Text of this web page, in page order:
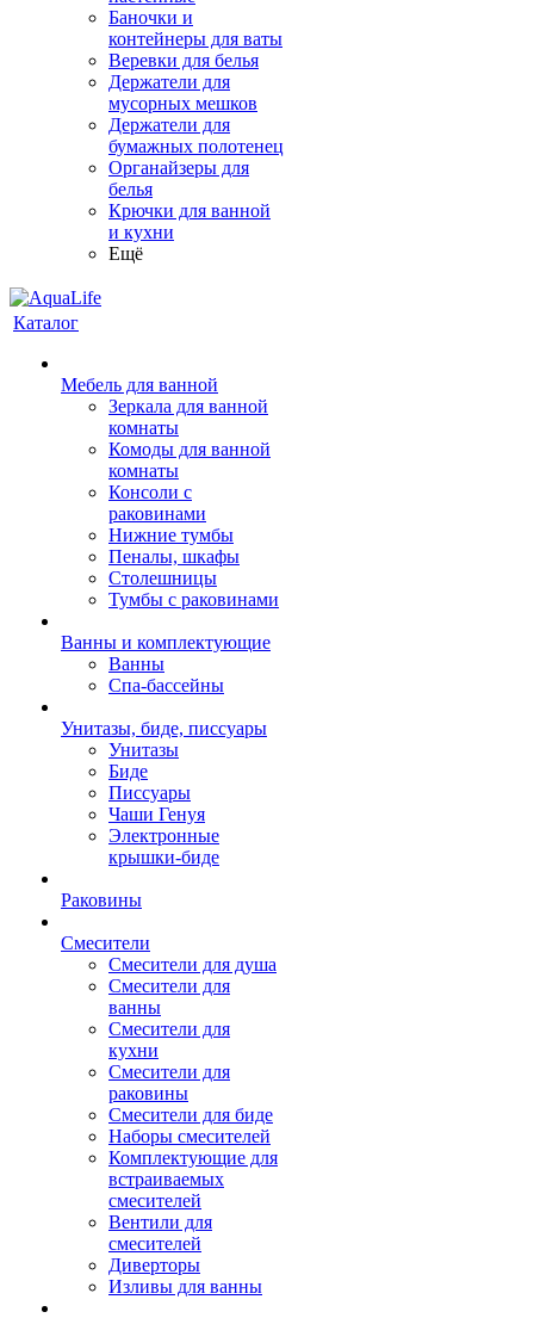
Баночки и
контейнеры для ваты
Веревки для белья
Держатели для
мусорных мешков
Держатели для
бумажных полотенец
Органайзеры для
белья
Крючки для ванной
и кухни
Ещё
Каталог
Мебель для ванной
Зеркала для ванной
комнаты
Комоды для ванной
комнаты
Консоли с
раковинами
Нижние тумбы
Пеналы, шкафы
Столешницы
Тумбы с раковинами
Ванны и комплектующие
Ванны
Спа-бассейны
Унитазы, биде, писсуары
Унитазы
Биде
Писсуары
Чаши Генуя
Электронные
крышки-биде
Раковины
Смесители
Смесители для душа
Смесители для
ванны
Смесители для
кухни
Смесители для
раковины
Смесители для биде
Наборы смесителей
Комплектующие для
встраиваемых
смесителей
Вентили для
смесителей
Диверторы
Изливы для ванны